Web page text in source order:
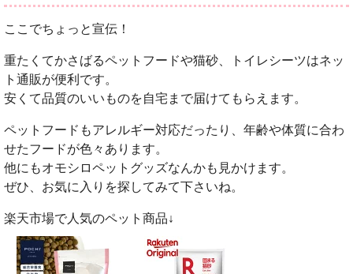
ここでちょっと宣伝！
重たくてかさばるペットフードや猫砂、トイレシーツはネッ
ト通販が便利です。
安くて品質のいいものを自宅まで届けてもらえます。
ペットフードもアレルギー対応だったり、年齢や体質に合わ
せたフードが色々あります。
他にもオモシロペットグッズなんかも見かけます。
ぜひ、お気に入りを探してみて下さいね。
楽天市場で人気のペット商品↓